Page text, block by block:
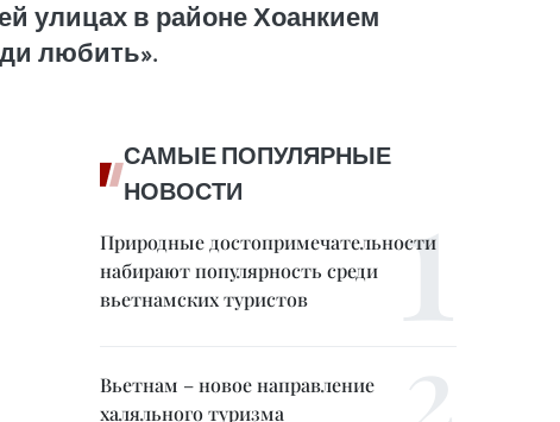
улицах в районе Хоанкием
любить».
САМЫЕ ПОПУЛЯРНЫЕ
НОВОСТИ
Природные достопримечательности
набирают популярность среди
вьетнамских туристов
Вьетнам – новое направление
халяльного туризма